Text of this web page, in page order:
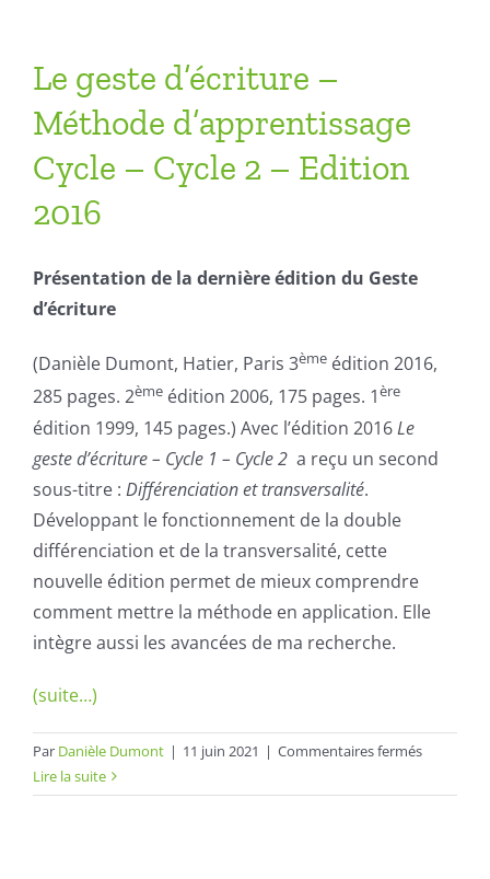
accompagner
le
geste
d’écriture
Le geste d’écriture –
Méthode d’apprentissage
Cycle – Cycle 2 – Edition
2016
Présentation de la dernière édition du Geste
d’écriture
(Danièle Dumont, Hatier, Paris 3ème édition 2016,
285 pages. 2ème édition 2006, 175 pages. 1ère
édition 1999, 145 pages.) Avec l’édition 2016Le
geste d’écriture– Cycle 1 – Cycle 2 a reçu un second
sous-titre : Différenciation et transversalité.
Développant le fonctionnement de la double
différenciation et de la transversalité, cette
nouvelle édition permet de mieux comprendre
comment mettre la méthode en application. Elle
intègre aussi les avancées de ma recherche.
(suite…)
Par Danièle Dumont | 11 juin 2021 | Commentaires ferméssur
geste
Lire la suite